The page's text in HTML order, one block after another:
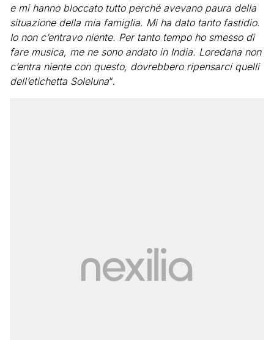
e mi hanno bloccato tutto perché avevano paura della
situazione della mia famiglia. Mi ha dato tanto fastidio.
Io non c’entravo niente. Per tanto tempo ho smesso di
fare musica, me ne sono andato in India. Loredana non
c’entra niente con questo, dovrebbero ripensarci quelli
dell’etichetta Soleluna“.